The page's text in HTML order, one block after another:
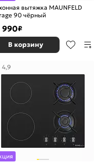
вытяжка MAUNFELD
90 чёрный
990₽
В корзину
4,9